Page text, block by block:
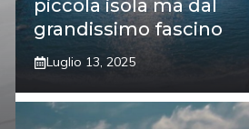
piccola isola ma dal
grandissimo fascino
Luglio 13, 2025